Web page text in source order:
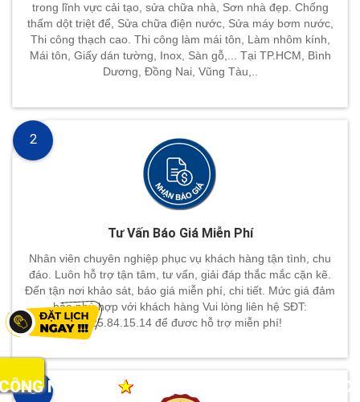
trong lĩnh vực cải tạo, sửa chữa nhà, Sơn nhà đẹp. Chống
thấm dột triệt để, Sửa chữa điện nước, Sửa máy bơm nước,
Thi công thạch cao. Thi công làm mái tôn, Làm nhôm kính,
Mái tôn, Giấy dán tường, Inox, Sàn gỗ,... Tại TP.HCM, Bình
Dương, Đồng Nai, Vũng Tàu,..
Tư Vấn Báo Giá Miễn Phí
Nhân viên chuyên nghiệp phục vụ khách hàng tận tình, chu
đáo. Luôn hỗ trợ tận tâm, tư vấn, giải đáp thắc mắc cặn kẽ.
Đến tận nơi khảo sát, báo giá miễn phí, chi tiết. Mức giá đảm
bảo phù hợp với khách hàng Vui lòng liên hệ SĐT:
0825.84.15.14 để đươc hỗ trợ miễn phí!
2
3
LÀM TỪ NHỮNG VIỆC NHỎ NHẤT